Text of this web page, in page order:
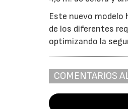
Este nuevo modelo
de los diferentes
optimizando la
COMENTARIOS